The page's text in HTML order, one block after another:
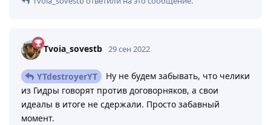
Tvoia_sovestb 29 сен 2022
YTdestroyerYT
Ну не будем забывать, что челики
из Гидры говорят против договорняков, а свои
идеалы в итоге не сдержали. Просто забавный
момент.